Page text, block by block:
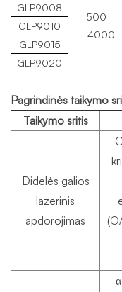
500–
4000
GLP9008
GLP9010
GLP9015
GLP9020
Pagrindinės taikymo
Taikymo sritis
Didelės galios
lazerinis
apdorojimas